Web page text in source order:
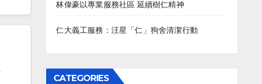
林偉豪以專業服務社區 延續樹仁精神
仁大義工服務：汪星「仁」狗舍清潔行動
CATEGORIES